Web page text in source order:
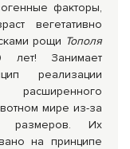
факторы,
вегетативно
рощи Тополя
лет! Занимает
реализации
мире из-за
размеров. Их
на принципе